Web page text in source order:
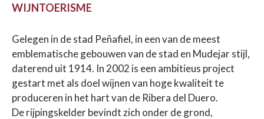
WIJNTOERISME
Gelegen in de stad Peñafiel, in een van de meest
emblematische gebouwen van de stad en Mudejar stijl,
daterend uit 1914. In 2002 is een ambitieus project
gestart met als doel wijnen van hoge kwaliteit te
produceren in het hart van de Ribera del Duero.
De rijpingskelder bevindt zich onder de grond,